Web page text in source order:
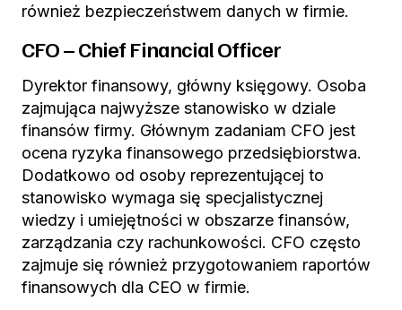
również bezpieczeństwem danych w firmie.
CFO – Chief Financial Officer
Dyrektor finansowy, główny księgowy. Osoba
zajmująca najwyższe stanowisko w dziale
finansów firmy. Głównym zadaniam CFO jest
ocena ryzyka finansowego przedsiębiorstwa.
Dodatkowo od osoby reprezentującej to
stanowisko wymaga się specjalistycznej
wiedzy i umiejętności w obszarze finansów,
zarządzania czy rachunkowości. CFO często
zajmuje się również przygotowaniem raportów
finansowych dla CEO w firmie.